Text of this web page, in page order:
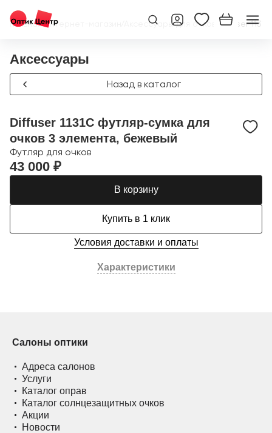
Главная/Интернет-магазин Аксессуары для очков Diffuser
Аксессуары
Назад в каталог
Diffuser 1131C футляр-сумка для
очков 3 элемента, бежевый
Футляр для очков
43 000 ₽
В корзину
Купить в 1 клик
Условия доставки и оплаты
Характеристики
Салоны оптики
Адреса салонов
Услуги
Каталог оправ
Каталог солнцезащитных очков
Акции
Новости